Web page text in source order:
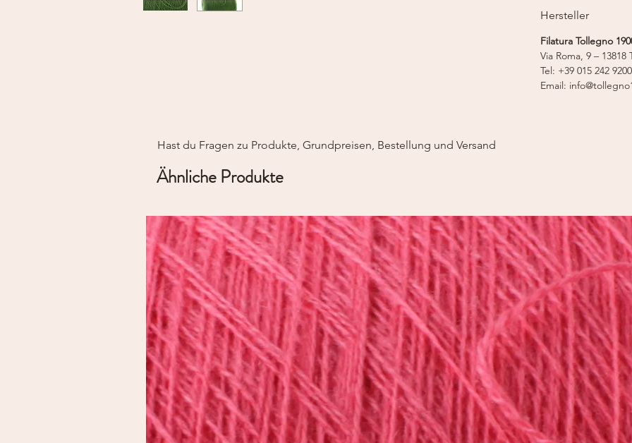
Hersteller
Filatura Tollegno
Via Roma, 9 – 13818
Tel: +39 015 242 9200
Email:
Hast du Fragen zu Produkte, Grundpreisen, Bestellung und Versand
Ähnliche Produkte